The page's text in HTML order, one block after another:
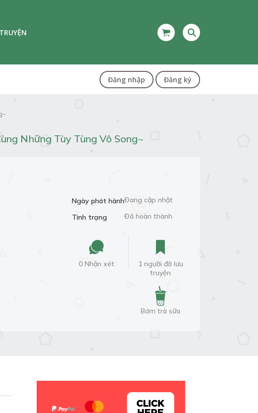
Đăng nhập Đăng ký
Những Tùy Tùng Vô Song~
Ngày phát hànhĐang cập nhật
Tình trạng
Đã hoàn thành
0 Nhận xét
1 người đã lưu
truyện
Bơm trà sữa